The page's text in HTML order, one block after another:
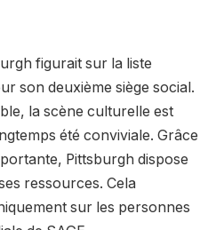
figurait sur la liste
son deuxième siège social.
la scène culturelle est
été conviviale. Grâce
Pittsburgh dispose
ressources. Cela
sur les personnes